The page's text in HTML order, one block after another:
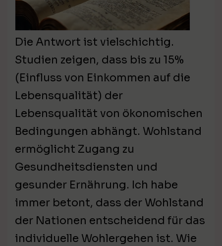
Die Antwort ist vielschichtig.
Studien zeigen, dass bis zu 15%
(Einfluss von Einkommen auf die
Lebensqualität) der
Lebensqualität von ökonomischen
Bedingungen abhängt. Wohlstand
ermöglicht Zugang zu
Gesundheitsdiensten und
gesunder Ernährung. Ich habe
immer betont, dass der Wohlstand
der Nationen entscheidend für das
individuelle Wohlergehen ist. Wie